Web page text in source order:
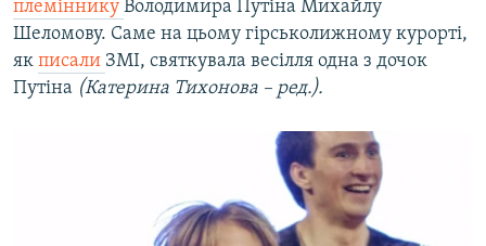
племіннику Володимира Путіна Михайлу
Шеломову. Саме на цьому гірськолижному курорті,
як писали ЗМІ, святкувала весілля одна з дочок
Путіна (Катерина Тихонова – ред.).